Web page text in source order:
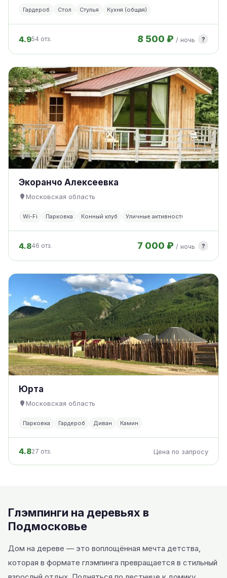
Гардероб Стол Стулья Кухня (общая)
4.954 отз. 8 500 ₽ / ночь ?
Экоранчо Алексеевка
Московская область
Wi-Fi Парковка Конный клуб Уличные активности
4.846 отз. 7 000 ₽ / ночь ?
Юрта
Московская область
Парковка Гардероб Диван Камин
4.827 отз. Цена по запросу
Глэмпинги на деревьях в
Подмосковье
Дом на дереве — это воплощённая мечта детства,
которая в формате глэмпинга превращается в стильный